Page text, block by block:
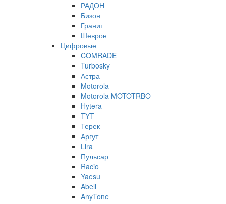
РАДОН
Бизон
Гранит
Шеврон
Цифровые
COMRADE
Turbosky
Астра
Motorola
Motorola MOTOTRBO
Hytera
TYT
Терек
Аргут
Lira
Пульсар
Racio
Yaesu
Abell
AnyTone